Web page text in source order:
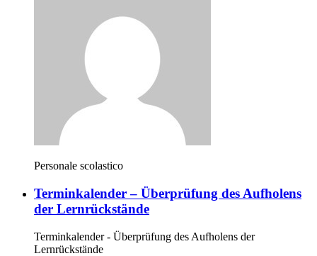
Personale scolastico
Terminkalender – Überprüfung des Aufholens
der Lernrückstände
Terminkalender - Überprüfung des Aufholens der
Lernrückstände